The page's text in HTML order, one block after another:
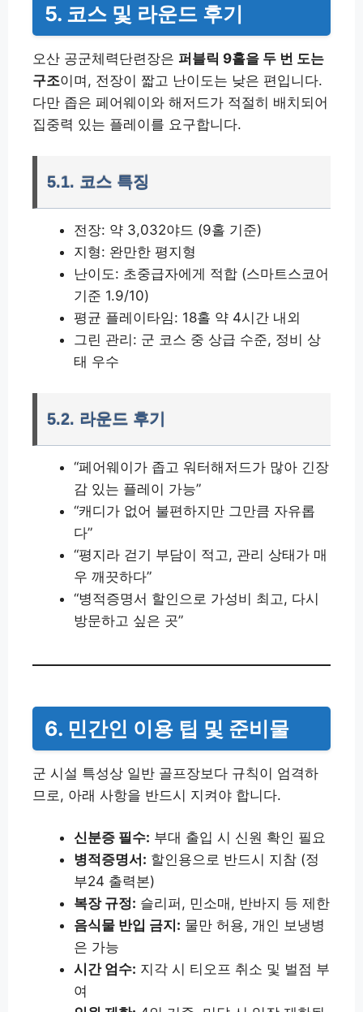
5. 코스 및 라운드 후기
오산 공군체력단련장은 퍼블릭 9홀을 두 번 도는
구조이며, 전장이 짧고 난이도는 낮은 편입니다.
다만 좁은 페어웨이와 해저드가 적절히 배치되어
집중력 있는 플레이를 요구합니다.
5.1. 코스 특징
전장: 약 3,032야드 (9홀 기준)
지형: 완만한 평지형
난이도: 초중급자에게 적합 (스마트스코어
기준 1.9/10)
평균 플레이타임: 18홀 약 4시간 내외
그린 관리: 군 코스 중 상급 수준, 정비 상
태 우수
5.2. 라운드 후기
“페어웨이가 좁고 워터해저드가 많아 긴장
감 있는 플레이 가능”
“캐디가 없어 불편하지만 그만큼 자유롭
다”
“평지라 걷기 부담이 적고, 관리 상태가 매
우 깨끗하다”
“병적증명서 할인으로 가성비 최고, 다시
방문하고 싶은 곳”
6. 민간인 이용 팁 및 준비물
군 시설 특성상 일반 골프장보다 규칙이 엄격하
므로, 아래 사항을 반드시 지켜야 합니다.
신분증 필수: 부대 출입 시 신원 확인 필요
병적증명서: 할인용으로 반드시 지참 (정
부24 출력본)
복장 규정: 슬리퍼, 민소매, 반바지 등 제한
음식물 반입 금지: 물만 허용, 개인 보냉병
은 가능
시간 엄수: 지각 시 티오프 취소 및 벌점 부
여